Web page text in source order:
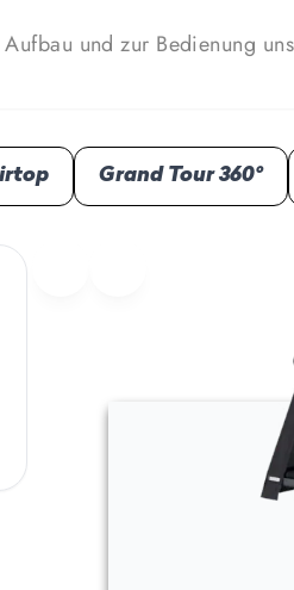
und zur Bedienung
Grand Tour 360°